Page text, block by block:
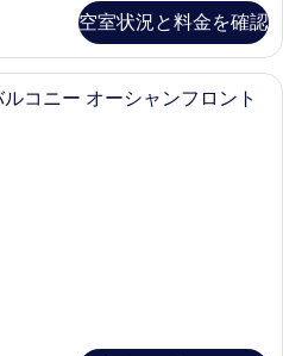
空室状況と料金を確認
コニー オーシャンフロント